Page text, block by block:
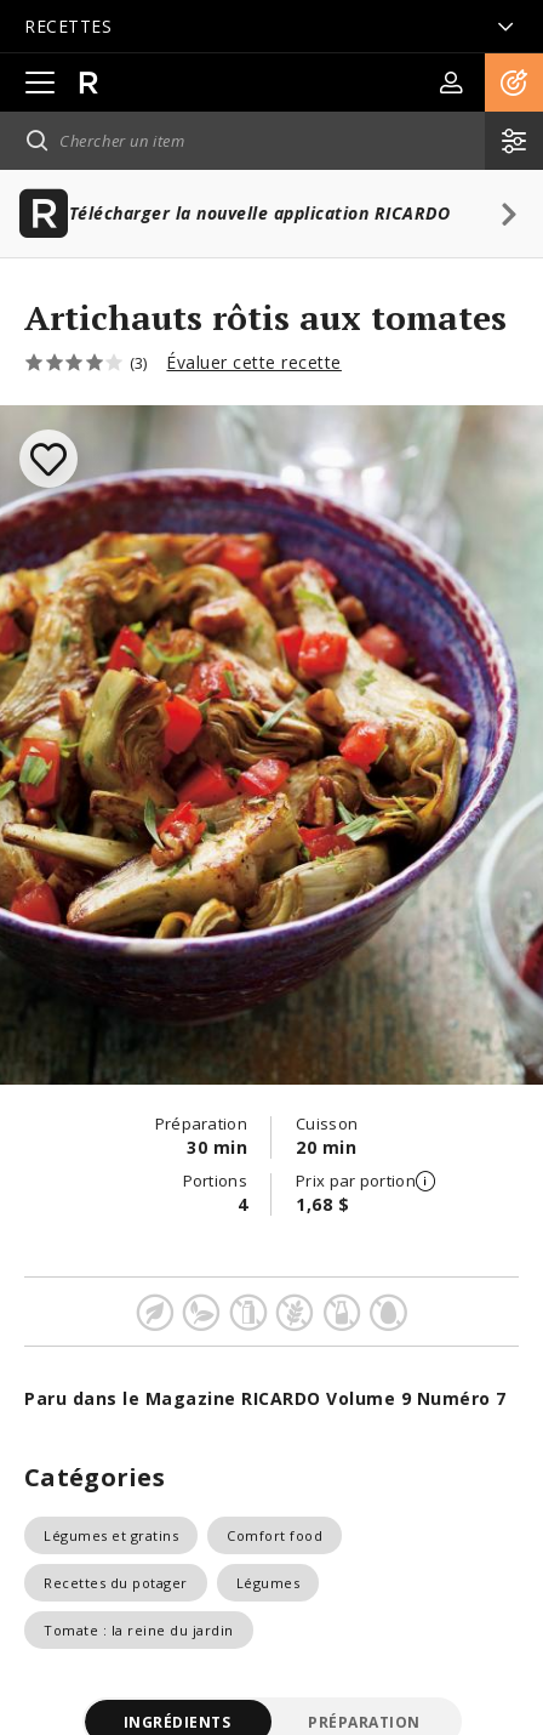
RECETTES
Ouvrir
la
navigation
principale
Télécharger la nouvelle application RICARDO
Artichauts rôtis aux tomates
(3) Évaluer cette recette
Préparation
30 min
Cuisson
20 min
Portions
4
Prix par portion
1,68 $
Paru dans le Magazine RICARDO Volume 9 Numéro 7
Catégories
Légumes et gratins Comfort food
Recettes du potager Légumes
Tomate : la reine du jardin
INGRÉDIENTS PRÉPARATION